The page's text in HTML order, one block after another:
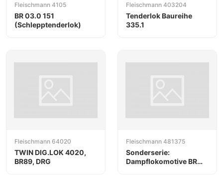
Fleischmann 4105
BR 03.0 151
(Schlepptenderlok)
Fleischmann 403204
Tenderlok Baureihe
335.1
Fleischmann 64020
TWIN DIG.LOK 4020,
BR89, DRG
Fleischmann 481375
Sonderserie:
Dampflokomotive BR